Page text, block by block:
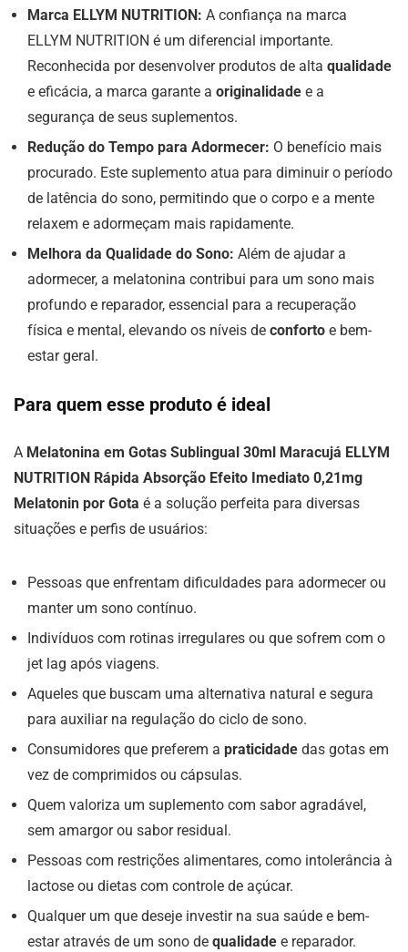
Marca ELLYM NUTRITION: A confiança na marca
ELLYM NUTRITION é um diferencial importante.
Reconhecida por desenvolver produtos de alta qualidade
e eficácia, a marca garante a originalidade e a
segurança de seus suplementos.
Redução do Tempo para Adormecer: O benefício mais
procurado. Este suplemento atua para diminuir o período
de latência do sono, permitindo que o corpo e a mente
relaxem e adormeçam mais rapidamente.
Melhora da Qualidade do Sono: Além de ajudar a
adormecer, a melatonina contribui para um sono mais
profundo e reparador, essencial para a recuperação
física e mental, elevando os níveis de conforto e bem-
estar geral.
Para quem esse produto é ideal
A Melatonina em Gotas Sublingual 30ml Maracujá ELLYM
NUTRITION Rápida Absorção Efeito Imediato 0,21mg
Melatonin por Gota é a solução perfeita para diversas
situações e perfis de usuários:
Pessoas que enfrentam dificuldades para adormecer ou
manter um sono contínuo.
Indivíduos com rotinas irregulares ou que sofrem com o
jet lag após viagens.
Aqueles que buscam uma alternativa natural e segura
para auxiliar na regulação do ciclo de sono.
Consumidores que preferem a praticidade das gotas em
vez de comprimidos ou cápsulas.
Quem valoriza um suplemento com sabor agradável,
sem amargor ou sabor residual.
Pessoas com restrições alimentares, como intolerância à
lactose ou dietas com controle de açúcar.
Qualquer um que deseje investir na sua saúde e bem-
estar através de um sono de qualidade e reparador.